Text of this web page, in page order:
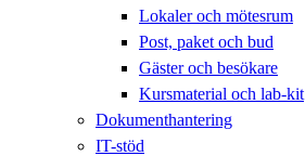
Lokaler och mötesrum
Post, paket och bud
Gäster och besökare
Kursmaterial och lab-kit
Dokumenthantering
IT-stöd